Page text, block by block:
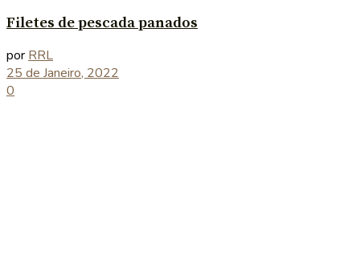
Filetes de pescada panados
porRRL
25 de Janeiro, 2022
0